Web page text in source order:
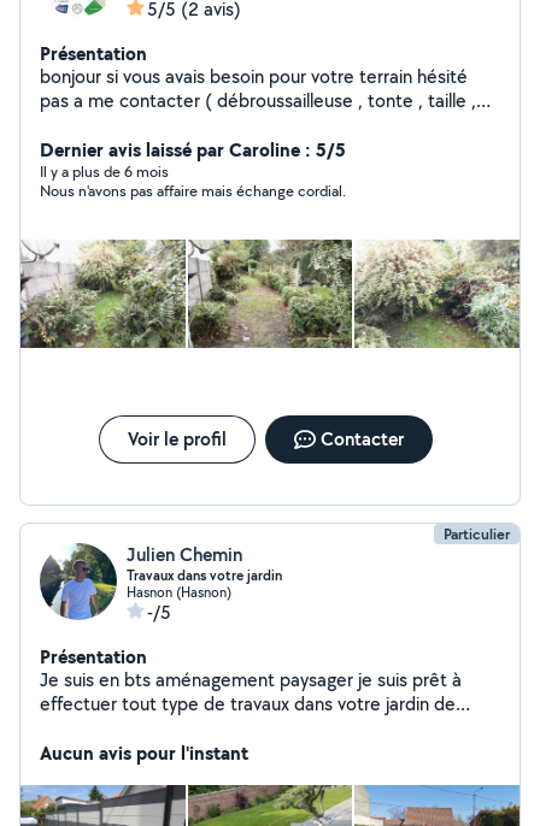
5/5 (2 avis)
Présentation
bonjour si vous avais besoin pour votre terrain hésité
pas a me contacter ( débroussailleuse , tonte , taille ,
karcher professionnel et autre petit travaux) Nous
sommes en multi-services. D'autre photo sont
disponible sur Google ou Facebook : BD'M entreprise
Dernier avis laissé par Caroline : 5/5
Il y a plus de 6 mois
Nous n'avons pas affaire mais échange cordial.
Voir le profil Contacter
Particulier
Julien Chemin
Travaux dans votre jardin
Hasnon (Hasnon)
-/5
Présentation
Je suis en bts aménagement paysager je suis prêt à
effectuer tout type de travaux dans votre jardin de
Aucun avis pour l'instant